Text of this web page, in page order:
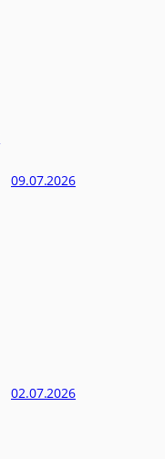
09.07.2026
02.07.2026